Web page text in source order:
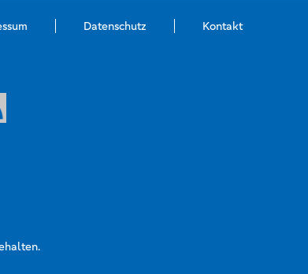
Datenschutz Kontakt